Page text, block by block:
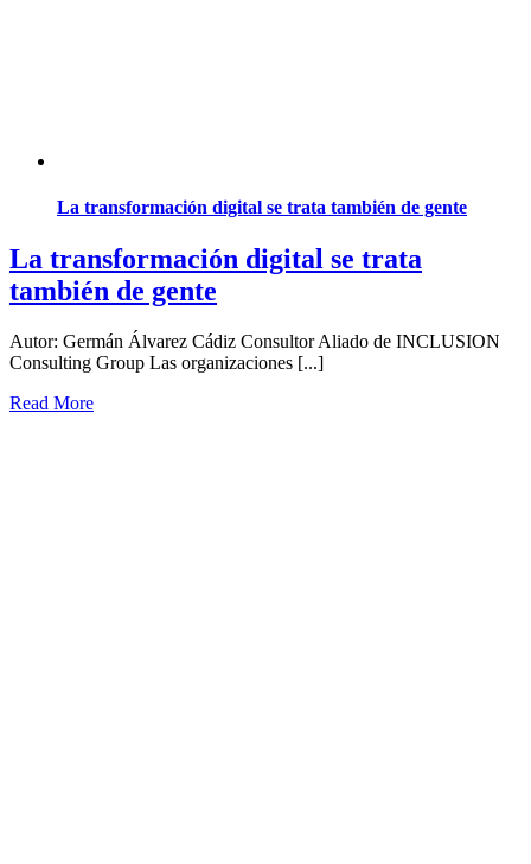
La transformación digital se trata también de gente
La transformación digital se trata
también de gente
Autor: Germán Álvarez Cádiz Consultor Aliado de INCLUSION
Consulting Group Las organizaciones [...]
Read More